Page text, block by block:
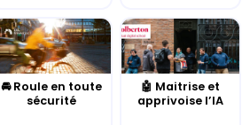
🚘 Roule en toute
sécurité
🤖 Maitrise et
apprivoise l’IA